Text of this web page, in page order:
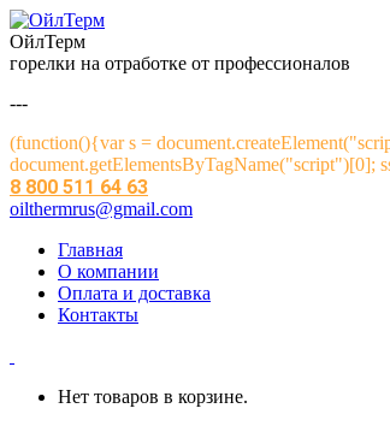
ОйлТерм
горелки на отработке от профессионалов
---
(function(){var s =
document.getElementsByTagName("script")[0];
8 800 511 64 63
oilthermrus@gmail.com
Главная
О компании
Оплата и доставка
Контакты
Нет товаров в корзине.